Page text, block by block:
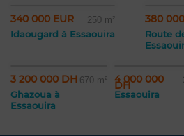
340 000 EUR 250 m²
Idaougard à Essaouira
380
Route
3 200 000 DH 670 m²
Ghazoua à
Essaouira
4 000 000
DH
Essaouira